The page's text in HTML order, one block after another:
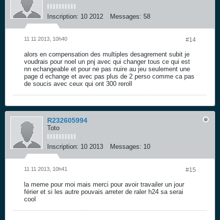
Inscription: 10 2012 Messages: 58
#14
11 11 2013, 10h40
alors en compensation des multiples desagrement subit je
voudrais pour noel un pnj avec qui changer tous ce qui est
nn echangeable et pour ne pas nuire au jeu seulement une
page d echange et avec pas plus de 2 perso comme ca pas
de soucis avec ceux qui ont 300 reroll
R232605994
Toto
Inscription: 10 2013 Messages: 10
#15
11 11 2013, 10h41
la meme pour moi mais merci pour avoir travailer un jour
férier et si les autre pouvais arreter de raler h24 sa serai
cool